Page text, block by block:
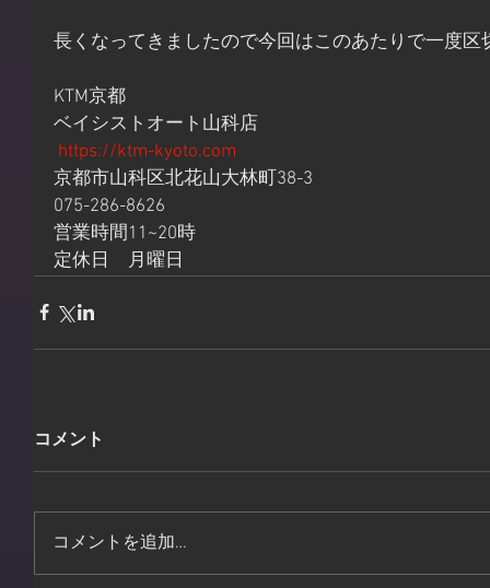
長くなってきましたので今回はこのあたりで一度区
KTM京都
ベイシストオート山科店
https://ktm-kyoto.com
京都市山科区北花山大林町38-3
075-286-8626
営業時間11~20時
定休日　月曜日
コメント
コメントを追加…